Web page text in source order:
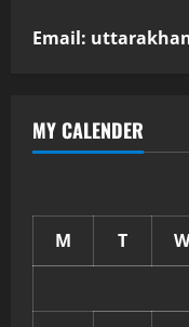
Email:
MY CALENDER
M T W